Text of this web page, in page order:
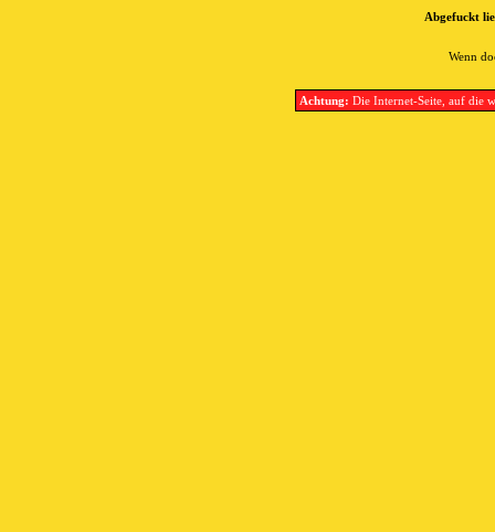
Abgefuckt
Wenn
Achtung: Die Internet-Seite, auf die